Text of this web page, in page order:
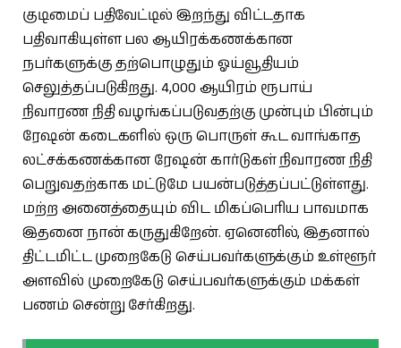
குடிமைப் பதிவேட்டில் இறந்து விட்டதாக
பதிவாகியுள்ள பல ஆயிரக்கணக்கான
நபர்களுக்கு தற்பொழுதும் ஓய்வூதியம்
செலுத்தப்படுகிறது. 4,000 ஆயிரம் ரூபாய்
நிவாரண நிதி வழங்கப்படுவதற்கு முன்பும் பின்பும்
ரேஷன் கடைகளில் ஒரு பொருள் கூட வாங்காத
லட்சக்கணக்கான ரேஷன் கார்டுகள் நிவாரண நிதி
பெறுவதற்காக மட்டுமே பயன்படுத்தப்பட்டுள்ளது.
மற்ற அனைத்தையும் விட மிகப்பெரிய பாவமாக
இதனை நான் கருதுகிறேன். ஏனெனில், இதனால்
திட்டமிட்ட முறைகேடு செய்பவர்களுக்கும் உள்ளூர்
அளவில் முறைகேடு செய்பவர்களுக்கும் மக்கள்
பணம் சென்று சேர்கிறது.